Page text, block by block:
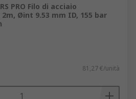
PRO Filo di acciaio
Øint 9.53 mm ID, 155 bar
81,27 €/unità